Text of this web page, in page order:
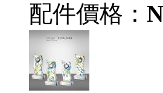
配件價格：